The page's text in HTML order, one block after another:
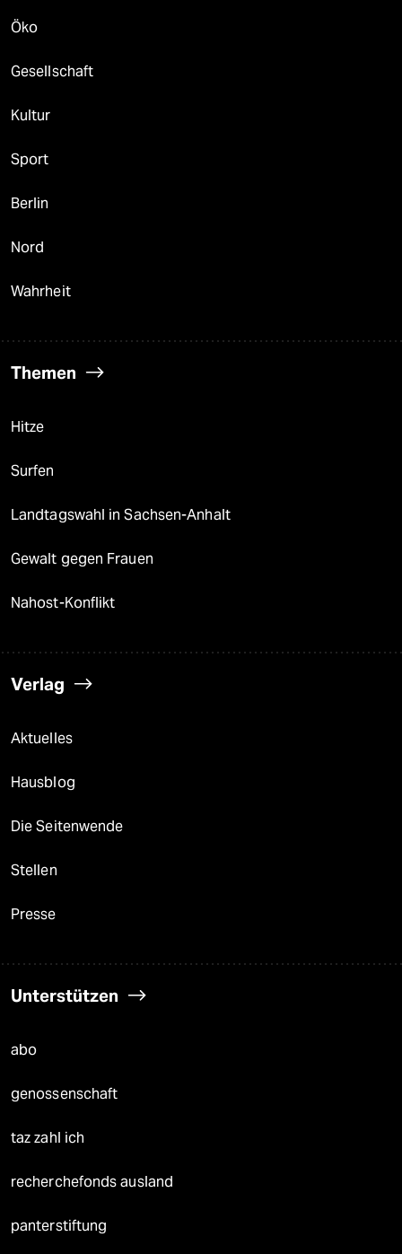
Öko
Gesellschaft
Kultur
Sport
Berlin
Nord
Wahrheit
Themen
Hitze
Surfen
Landtagswahl in Sachsen-Anhalt
Gewalt gegen Frauen
Nahost-Konflikt
Verlag
Aktuelles
Hausblog
Die Seitenwende
Stellen
Presse
Unterstützen
abo
genossenschaft
taz zahl ich
recherchefonds ausland
panterstiftung